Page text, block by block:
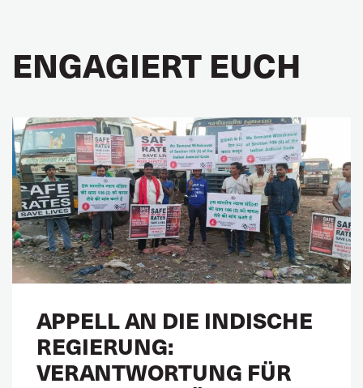
ENGAGIERT EUCH
APPELL AN DIE INDISCHE
REGIERUNG:
VERANTWORTUNG FÜR